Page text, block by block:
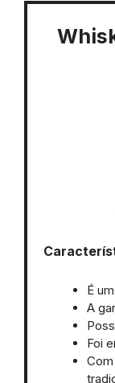
É
A
Foi